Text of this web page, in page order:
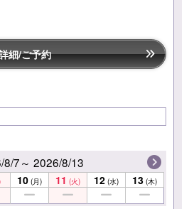
細/ご予約
8/7～ 2026/8/13
10 (月) 11 (火) 12 (水) 13 (木)